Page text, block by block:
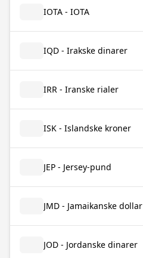
IOTA - IOTA
IQD - Irakske dinarer
IRR - Iranske rialer
ISK - Islandske kroner
JEP - Jersey-pund
JMD - Jamaikanske dollar
JOD - Jordanske dinarer